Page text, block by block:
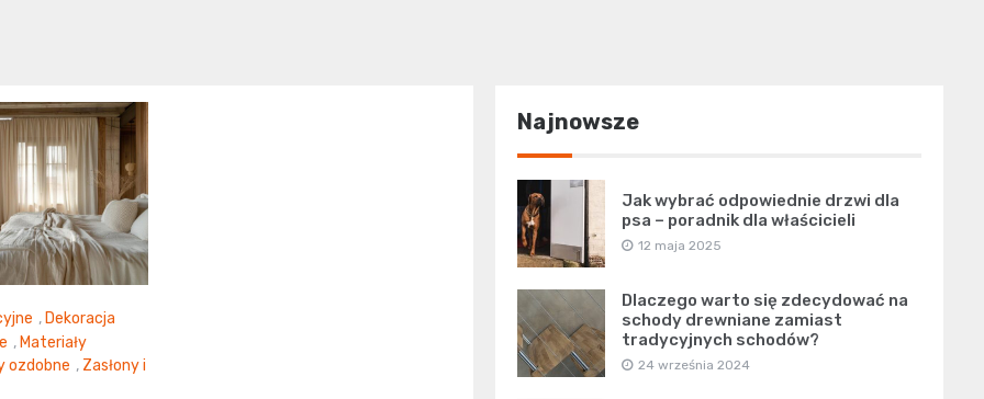
, Dekoracja
, Materiały
ozdobne , Zasłony i
Najnowsze
Jak wybrać odpowiednie drzwi dla
psa – poradnik dla właścicieli
12 maja 2025
Dlaczego warto się zdecydować na
schody drewniane zamiast
tradycyjnych schodów?
24 września 2024